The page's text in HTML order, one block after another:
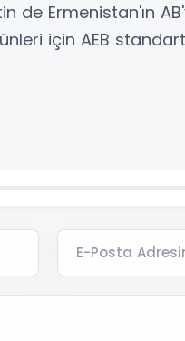
de Ermenistan'ın
için AEB
E-Posta